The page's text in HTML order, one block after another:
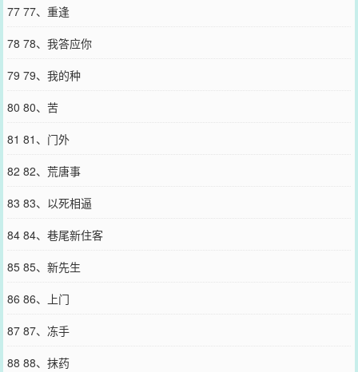
77 77、重逢
78 78、我答应你
79 79、我的种
80 80、苦
81 81、门外
82 82、荒唐事
83 83、以死相逼
84 84、巷尾新住客
85 85、新先生
86 86、上门
87 87、冻手
88 88、抹药